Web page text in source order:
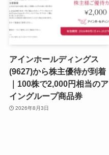
アインホールディングス
(9627)から株主優待が到着
｜100株で2,000円相当のア
イングループ商品券
2026年8月3日